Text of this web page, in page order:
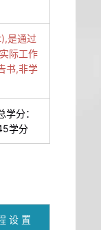
是通过
际工作
书,非学
学分：
学分
设置